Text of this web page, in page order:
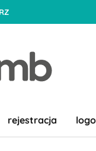
rejestracja